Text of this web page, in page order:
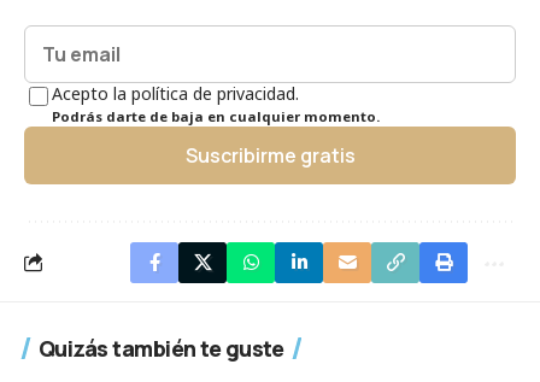
Acepto la política de privacidad.
Podrás darte de baja en cualquier momento.
Suscribirme gratis
Quizás también te guste